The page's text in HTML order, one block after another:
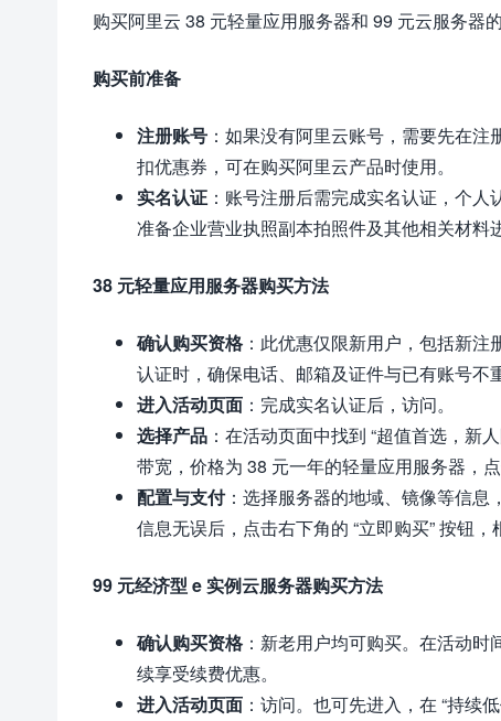
购买阿里云 38 元轻量应用服务器和 99 元云服务器
购买前准备
注册账号 ：如果没有阿里云账号，需要先在
扣优惠券，可在购买阿里云产品时使用。
实名认证 ：账号注册后需完成实名认证，个
准备企业营业执照副本拍照件及其他相关材料
38 元轻量应用服务器购买方法
确认购买资格 ：此优惠仅限新用户，包括新
认证时，确保电话、邮箱及证件与已有账号不
进入活动页面 ：完成实名认证后，访问。
选择产品 ：在活动页面中找到 “超值首选，新
带宽，价格为 38 元一年的轻量应用服务器，点
配置与支付：选择服务器的地域、镜像等信息
信息无误后，点击右下角的 “立即购买” 按钮
99 元经济型 e 实例云服务器购买方法
确认购买资格 ：新老用户均可购买。在活动
续享受续费优惠。
进入活动页面 ：访问。也可先进入，在 “持续